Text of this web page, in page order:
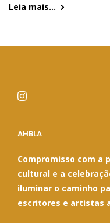
Leia mais...
AHBLA
Compromisso com a
cultural e a
iluminar o caminho
escritores e artistas